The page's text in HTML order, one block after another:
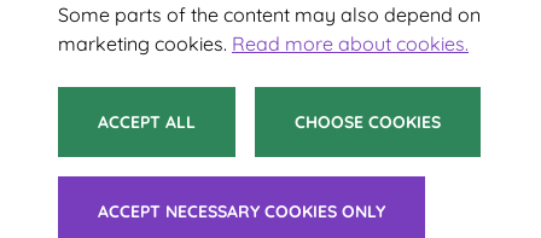
Some parts of the content may also depend on
marketing cookies. Read more about cookies.
ACCEPT ALL
ACCEPT NECESSARY COOKIES ONLY
CHOOSE COOKIES
SUBSCRIBE
© 2021 Suomen Sulkapalloliitto ry